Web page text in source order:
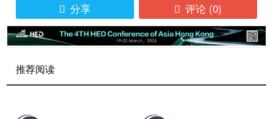
 分享  评论 (0)
推荐阅读